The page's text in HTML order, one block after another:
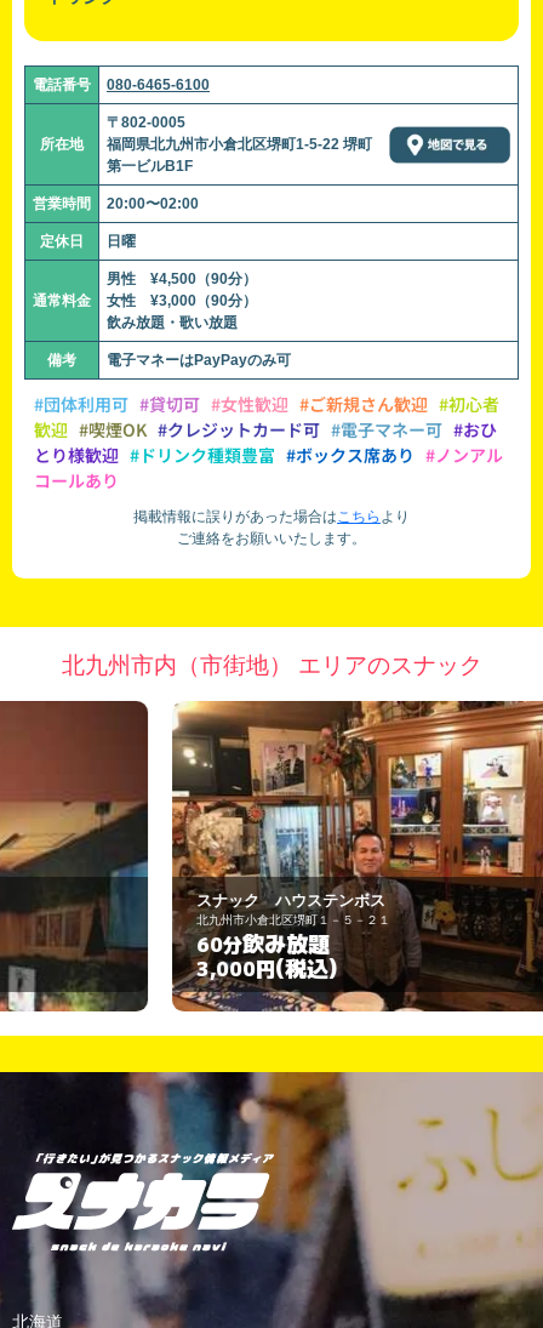
電話番号 080-6465-6100
所在地
〒802-0005
福岡県北九州市小倉北区堺町1-5-22 堺町
第一ビルB1F
営業時間 20:00〜02:00
定休日 日曜
通常料金
男性 ¥4,500（90分）
女性 ¥3,000（90分）
飲み放題・歌い放題
備考 電子マネーはPayPayのみ可
#団体利用可 #貸切可 #女性歓迎 #ご新規さん歓迎 #初心者
歓迎 #喫煙OK #クレジットカード可 #電子マネー可 #おひ
とり様歓迎 #ドリンク種類豊富 #ボックス席あり #ノンアル
コールあり
掲載情報に誤りがあった場合はこちら より
ご連絡をお願いいたします。
北九州市内（市街地） エリアのスナック
スナック ハウステンボス
北九州市小倉北区堺町１－５－２１
60分飲み放題
3,000円 (税込)
北海道